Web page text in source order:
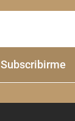
Subscribirme